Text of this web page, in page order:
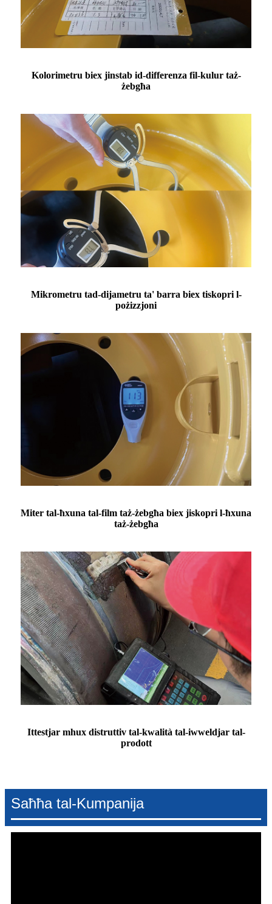
Kolorimetru biex jinstab id-differenza fil-kulur taż-
żebgħa
Mikrometru tad-dijametru ta' barra biex tiskopri l-
pożizzjoni
Miter tal-ħxuna tal-film taż-żebgħa biex jiskopri l-ħxuna
taż-żebgħa
Ittestjar mhux distruttiv tal-kwalità tal-iwweldjar tal-
prodott
Saħħa tal-Kumpanija